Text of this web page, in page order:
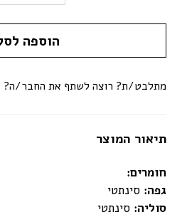
הוספה
תיאור המוצר
חומרים:
גפה: סינתטי
סוליה: סינתטי
מתלבט/ת? רוצה לשתף את החבר/ה?